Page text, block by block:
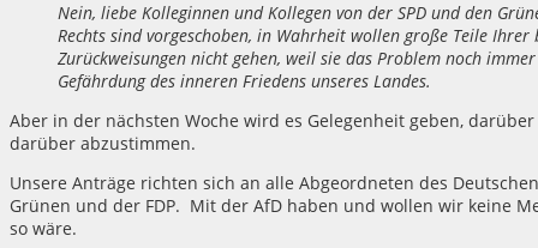
Nein, liebe Kolleginnen und Kollegen von der SPD und den
Rechts sind vorgeschoben, in Wahrheit wollen große Teile
Zurückweisungen nicht gehen, weil sie das Problem noch
Gefährdung des inneren Friedens unseres Landes.
Aber in der nächsten Woche wird es Gelegenheit geben,
darüber abzustimmen.
Unsere Anträge richten sich an alle Abgeordneten des
Grünen und der FDP. Mit der AfD haben und wollen wir keine
so wäre.